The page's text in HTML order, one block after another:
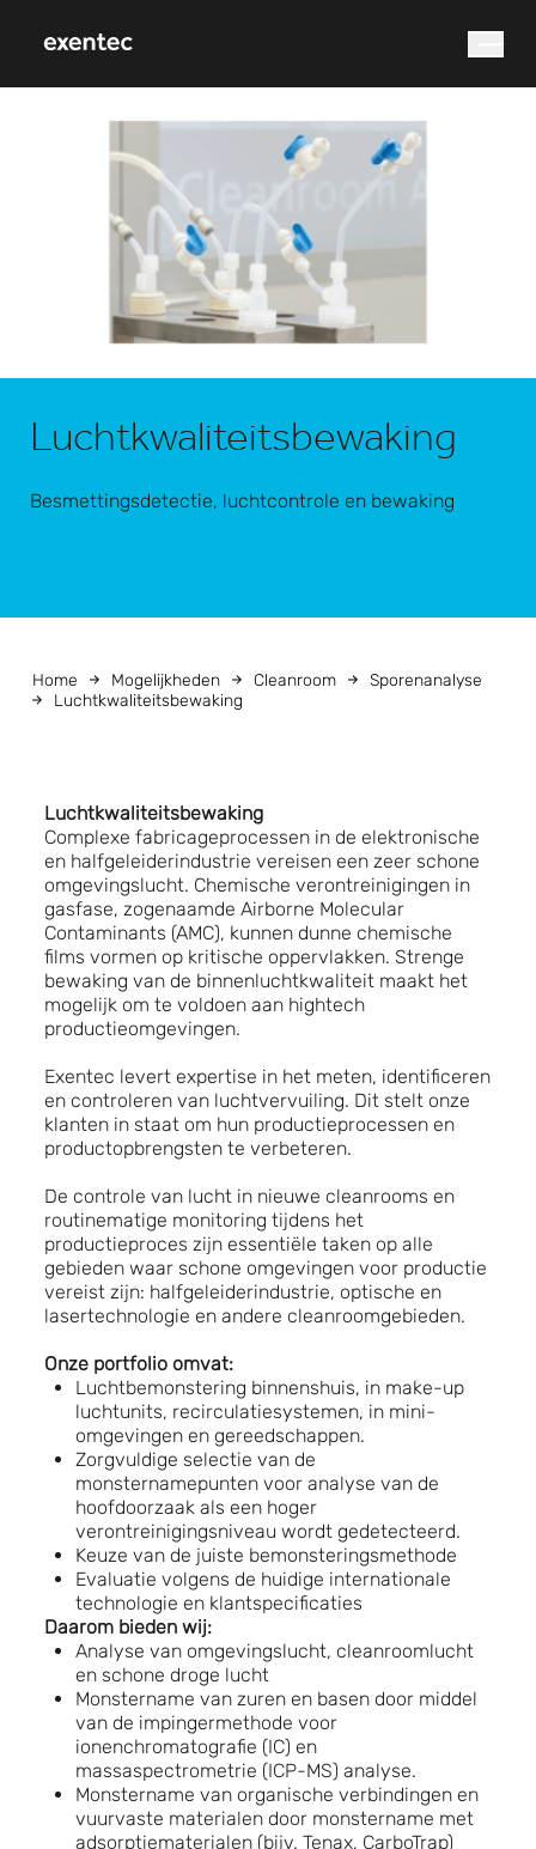
waar bent u naar op
zoek?
Zoek op
Luchtkwaliteitsbewaking
Besmettingsdetectie, luchtcontrole en bewaking
Home Mogelijkheden Cleanroom
Sporenanalyse
Luchtkwaliteitsbewaking
Luchtkwaliteitsbewaking
Complexe fabricageprocessen in de elektronische
en halfgeleiderindustrie vereisen een zeer schone
omgevingslucht. Chemische verontreinigingen in
gasfase, zogenaamde Airborne Molecular
Contaminants (AMC), kunnen dunne chemische
films vormen op kritische oppervlakken. Strenge
bewaking van de binnenluchtkwaliteit maakt het
mogelijk om te voldoen aan hightech
productieomgevingen.
Exentec levert expertise in het meten, identificeren
en controleren van luchtvervuiling. Dit stelt onze
klanten in staat om hun productieprocessen en
productopbrengsten te verbeteren.
De controle van lucht in nieuwe cleanrooms en
routinematige monitoring tijdens het
productieproces zijn essentiële taken op alle
gebieden waar schone omgevingen voor productie
vereist zijn: halfgeleiderindustrie, optische en
lasertechnologie en andere cleanroomgebieden.
Onze portfolio omvat:
Luchtbemonstering binnenshuis, in make-up
luchtunits, recirculatiesystemen, in mini-
omgevingen en gereedschappen.
Zorgvuldige selectie van de
monsternamepunten voor analyse van de
hoofdoorzaak als een hoger
verontreinigingsniveau wordt gedetecteerd.
Keuze van de juiste bemonsteringsmethode
Evaluatie volgens de huidige internationale
technologie en klantspecificaties
Daarom bieden wij:
Analyse van omgevingslucht, cleanroomlucht
en schone droge lucht
Monstername van zuren en basen door middel
van de impingermethode voor
ionenchromatografie (IC) en
massaspectrometrie (ICP-MS) analyse.
Monstername van organische verbindingen en
vuurvaste materialen door monstername met
adsorptiematerialen (bijv. Tenax, CarboTrap)